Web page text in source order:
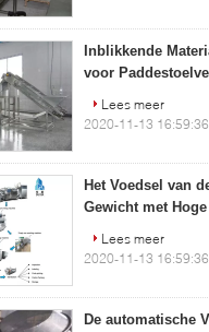
Inblikkende
voor
Lees meer
2020-11-13 16:59:36
Het Voedsel van
Gewicht met
Lees meer
2020-11-13 16:59:36
De automatische